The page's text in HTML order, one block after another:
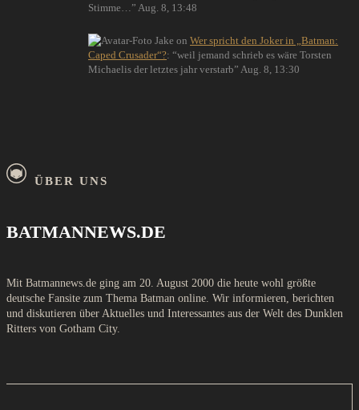
Stimme… ” Aug. 8, 13:48
Jake on Wer spricht den Joker in „Batman:
Caped Crusader“?: “weil jemand schrieb es wäre Torsten
Michaelis der letztes jahr verstarb” Aug. 8, 13:30
ÜBER UNS
BATMANNEWS.DE
Mit Batmannews.de ging am 20. August 2000 die heute wohl größte
deutsche Fansite zum Thema Batman online. Wir informieren, berichten
und diskutieren über Aktuelles und Interessantes aus der Welt des Dunklen
Ritters von Gotham City.